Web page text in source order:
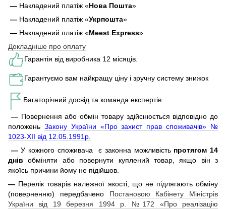
— Накладений платіж «Нова Пошта»
— Накладений платіж «Укрпошта»
— Накладений платіж «Meest Express»
Докладніше про оплату
Гарантія від виробника 12 місяців.
Гарантуємо вам найкращу ціну і зручну систему знижок
Багаторічний досвід та команда експертів
— Повернення або обмін товару здійснюється відповідно до
положень Закону України «Про захист прав споживачів» №
1023-XII від 12.05.1991р.
—У кожного споживача є законна можливість протягом 14
днів обміняти або повернути куплений товар, якщо він з
якоїсь причини йому не підійшов.
— Перелік товарів належної якості, що не підлягають обміну
(поверненню) передбачено Постановою Кабінету Міністрів
України від 19 березня 1994 р. №172 «Про реалізацію